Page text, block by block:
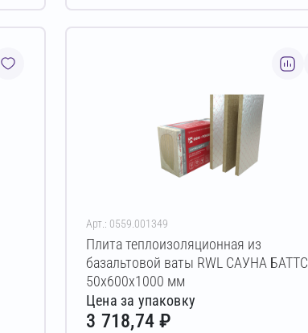
Арт.: 0559.001349
Плита теплоизоляционная из
базальтовой ваты RWL САУНА БАТТС
50х600х1000 мм
Цена за упаковку
3 718,74 ₽